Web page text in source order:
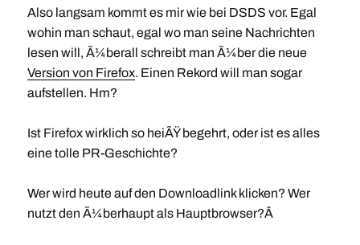
Also langsam kommt es mir wie bei DSDS vor. Egal
wohin man schaut, egal wo man seine Nachrichten
lesen will, Ã¼berall schreibt man Ã¼ber die neue
Version von Firefox. Einen Rekord will man sogar
aufstellen. Hm?
Ist Firefox wirklich so heiÃŸ begehrt, oder ist es alles
eine tolle PR-Geschichte?
Wer wird heute auf den Downloadlink klicken? Wer
nutzt den Ã¼berhaupt als Hauptbrowser?Â